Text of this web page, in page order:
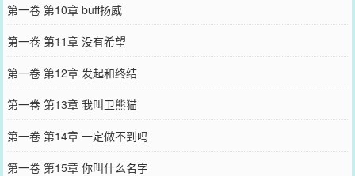
第一卷 第10章 buff扬威
第一卷 第11章 没有希望
第一卷 第12章 发起和终结
第一卷 第13章 我叫卫熊猫
第一卷 第14章 一定做不到吗
第一卷 第15章 你叫什么名字